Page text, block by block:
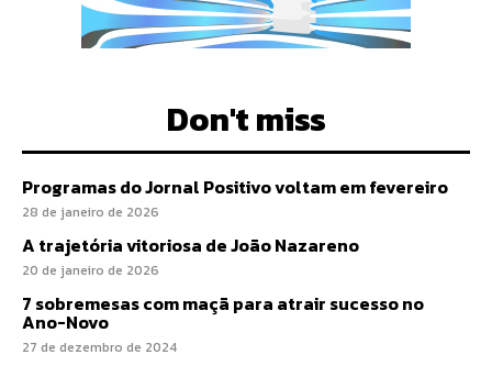
Don't miss
Programas do Jornal Positivo voltam em fevereiro
28 de janeiro de 2026
A trajetória vitoriosa de João Nazareno
20 de janeiro de 2026
7 sobremesas com maçã para atrair sucesso no
Ano-Novo
27 de dezembro de 2024